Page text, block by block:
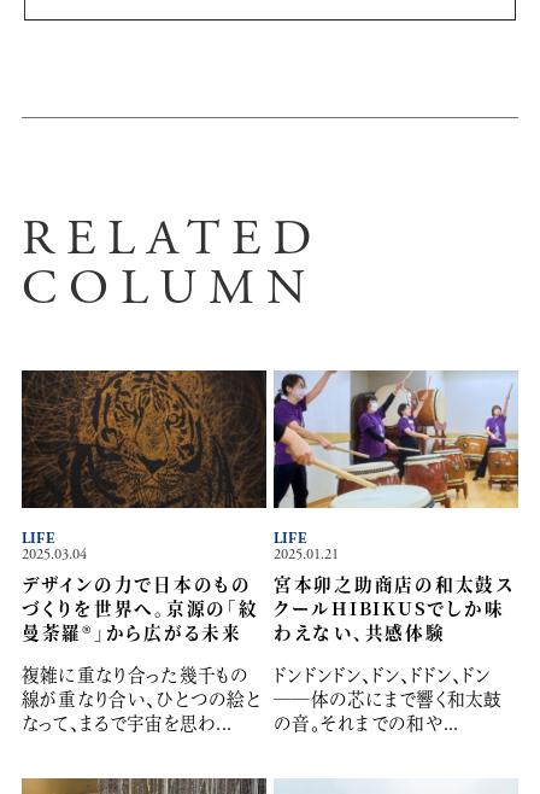
RELATED
COLUMN
2025.03.04
デザインの力で日本のもの
づくりを世界へ。京源の「紋
曼荼羅®」から広がる未来
複雑に重なり合った幾千もの
線が重なり合い、ひとつの絵と
なって、まるで宇宙を思わ...
LIFE
2025.01.21
宮本卯之助商店の和太鼓ス
クールHIBIKUSでしか味
わえない、共感体験
ドンドンドン、ドン、ドドン、ドン
──体の芯にまで響く和太鼓
の音。それまでの和や...
LIFE